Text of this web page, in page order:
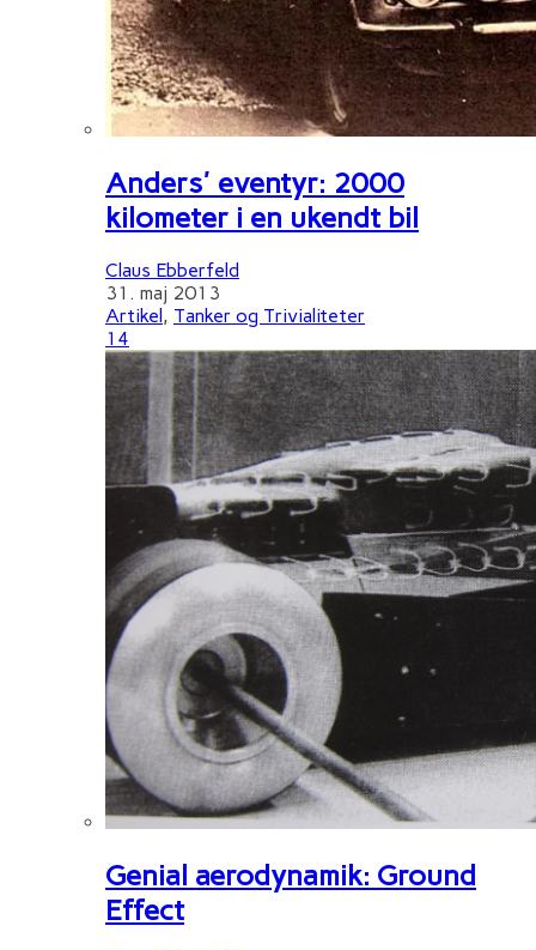
Anders' eventyr: 2000
kilometer i en ukendt bil
Claus Ebberfeld
31. maj 2013
Artikel , Tanker og Trivialiteter
14
Genial aerodynamik: Ground
Effect